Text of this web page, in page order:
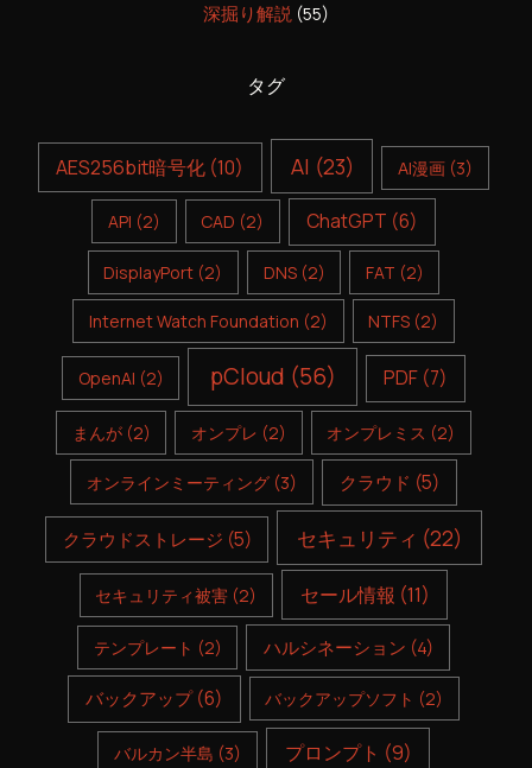
深掘り解説 (55)
タグ
AES256bit暗号化 (10) AI (23) AI漫画 (3)
API (2) CAD (2) ChatGPT (6)
DisplayPort (2) DNS(2) FAT (2)
Internet Watch Foundation (2) NTFS (2)
OpenAI (2) pCloud (56) PDF(7)
まんが(2) オンプレ (2) オンプレミス (2)
オンラインミーティング (3) クラウド (5)
クラウドストレージ (5) セキュリティ (22)
セキュリティ被害 (2) セール情報 (11)
テンプレート (2) ハルシネーション (4)
バックアップ(6) バックアップソフト (2)
バルカン半島 (3) プロンプト (9)